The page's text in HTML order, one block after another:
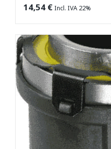
14,54 € Incl. IVA 22%